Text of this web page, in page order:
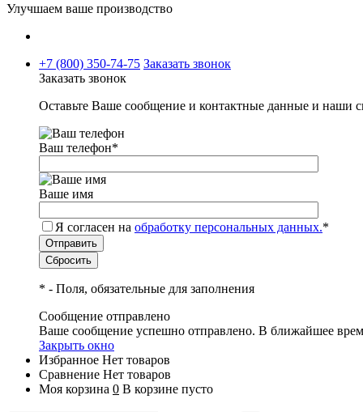
Улучшаем ваше производство
+7 (800) 350-74-75 Заказать звонок
Заказать звонок
Оставьте Ваше сообщение и контактные данные и наши
Ваш телефон*
Ваше имя
Я согласен на обработку персональных данных.*
* - Поля, обязательные для заполнения
Сообщение отправлено
Ваше сообщение успешно отправлено. В ближайшее
Закрыть окно
Избранное Нет товаров
Сравнение Нет товаров
Моя корзина 0 В корзине пусто